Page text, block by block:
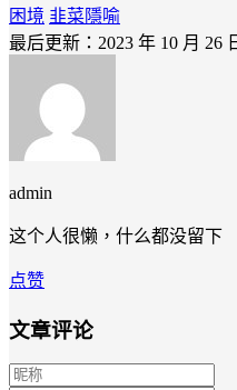
困境 韭菜隱喻
最后更新：2023 年 10 月 26
admin
这个人很懒，什么都没留下
点赞
文章评论